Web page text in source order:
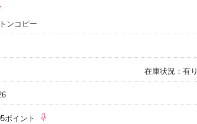
ンコピー
在庫状況：有り
ポイント